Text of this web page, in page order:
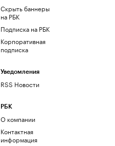
Скрыть баннеры
на РБК
Подписка на РБК
Корпоративная
подписка
Уведомления
RSS Новости
РБК
О компании
Контактная
информация